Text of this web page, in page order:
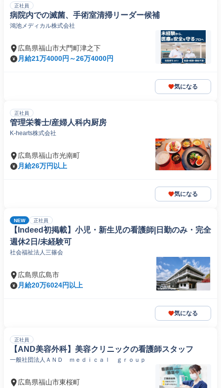
正社員
病院内での滅菌、手術室清掃リーダー候補
鴻池メディカル株式会社
広島県福山市大門町津之下
月給21万4000円～26万4000円
気になる
正社員
管理栄養士/産婦人科内厨房
K-hearts株式会社
広島県福山市光南町
月給26万円以上
気になる
NEW 正社員
【Indeed初掲載】小児・新生児の看護師|日勤のみ・完全
週休2日/未経験可
社会福祉法人三篠会
広島県広島市
月給20万6024円以上
気になる
正社員
【AND美容外科】美容クリニックの看護師スタッフ
一般社団法人ＡＮＤ ｍｅｄｉｃａｌ ｇｒｏｕｐ
広島県福山市東桜町